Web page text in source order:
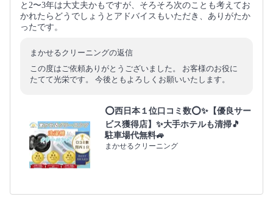
と2〜3年は大丈夫かもですが、そろそろ次のことも考えてお
かれたらどうでしょうとアドバイスもいただき、ありがたか
ったです。
まかせるクリーニングの返信
この度はご依頼ありがとうございました。 お客様のお役に
たてて光栄です。 今後ともよろしくお願いいたします。
⭕西日本１位口コミ数⭕✨【優良サー
ビス獲得店】✨大手ホテルも清掃🎵
駐車場代無料🚙
まかせるクリーニング